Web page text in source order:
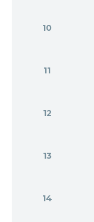
10
11
12
13
14